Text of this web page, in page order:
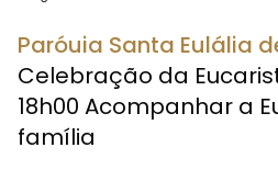
Paróuia Santa Eulália
Celebração da
18h00 Acompanhar a
família